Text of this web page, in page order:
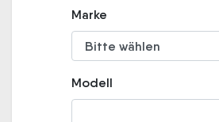
Marke
Modell